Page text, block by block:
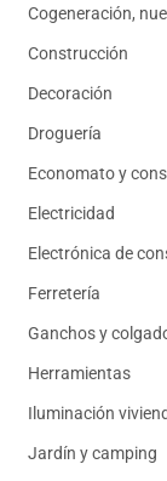
Cogeneración,
Construcción
Decoración
Droguería
Economato y
Electricidad
Electrónica de
Ferretería
Ganchos y
Herramientas
Iluminación
Jardín y camping